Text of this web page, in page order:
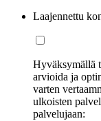
Laajennettu
Hyväksymällä
arvioida ja
varten
ulkoisten
palvelujaan: